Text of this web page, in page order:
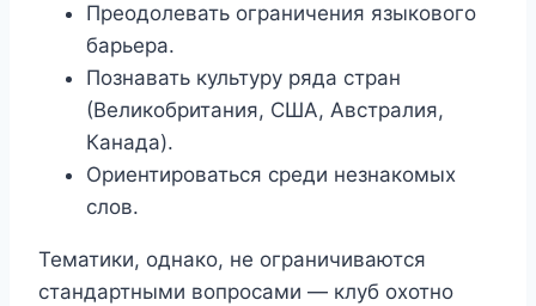
Преодолевать ограничения языкового
барьера.
Познавать культуру ряда стран
(Великобритания, США, Австралия,
Канада).
Ориентироваться среди незнакомых
слов.
Тематики, однако, не ограничиваются
стандартными вопросами — клуб охотно